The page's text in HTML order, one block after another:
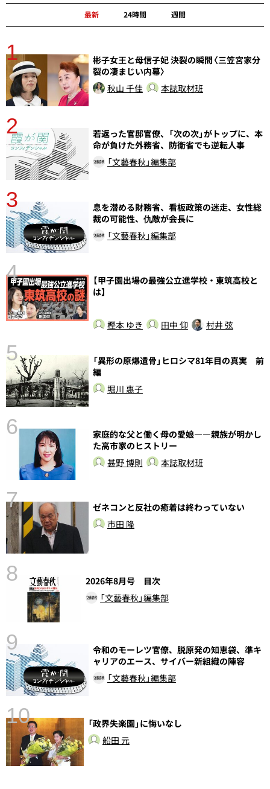
最新 24時間 週間
1
彬子女王と母信子妃 決裂の瞬間〈三笠宮家分
裂の凄まじい内幕〉
秋山 千佳
本誌取材班
2
若返った官邸官僚、「次の次」がトップに、本
命が負けた外務省、防衛省でも逆転人事
「文藝春秋」編集部
3
息を潜める財務省、看板政策の迷走、女性総
裁の可能性、仇敵が会長に
「文藝春秋」編集部
4
【甲子園出場の最強公立進学校・東筑高校と
は】
樫本 ゆき 田中 仰 村井 弦
5
「異形の原爆遺骨」ヒロシマ81年目の真実 前
編
堀川 惠子
6
家庭的な父と働く母の愛娘――親族が明かし
た高市家のヒストリー
甚野 博則
本誌取材班
7
ゼネコンと反社の癒着は終わっていない
市田 隆
8
2026年8月号 目次
「文藝春秋」編集部
9
令和のモーレツ官僚、脱原発の知恵袋、準キ
ャリアのエース、サイバー新組織の陣容
「文藝春秋」編集部
10
「政界失楽園」に悔いなし
船田 元